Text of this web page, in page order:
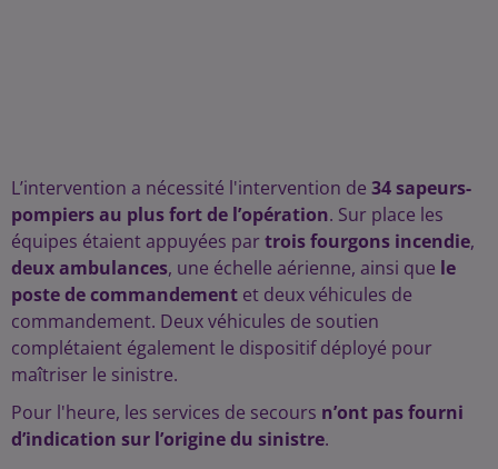
L’intervention a nécessité l'intervention de 34 sapeurs-
pompiers au plus fort de l’opération. Sur place les
équipes étaient appuyées par trois fourgons incendie,
deux ambulances, une échelle aérienne, ainsi que le
poste de commandement et deux véhicules de
commandement. Deux véhicules de soutien
complétaient également le dispositif déployé pour
maîtriser le sinistre.
Pour l'heure, les services de secours n’ont pas fourni
d’indication sur l’origine du sinistre.